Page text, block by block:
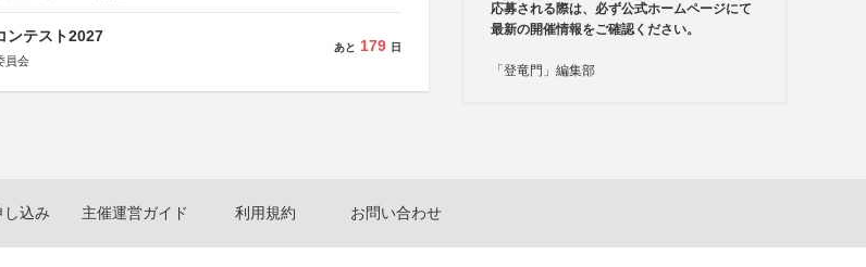
ンテスト2027
員会
あと 179 日
応募される際は、必ず公式ホームページにて
最新の開催情報をご確認ください。
「登竜門」編集部
し込み 主催運営ガイド 利用規約 お問い合わせ